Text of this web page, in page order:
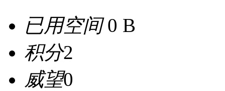
已用空间0 B
积分2
威望0